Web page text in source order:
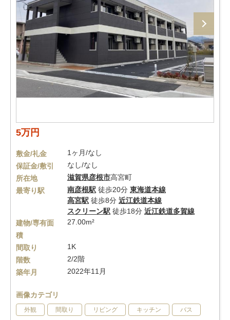
5万円
敷金/礼金
1ヶ月/なし
保証金/敷引
なし/なし
所在地
滋賀県彦根市高宮町
最寄り駅
南彦根駅 徒歩20分 東海道本線
高宮駅 徒歩8分 近江鉄道本線
スクリーン駅 徒歩18分 近江鉄道多賀線
建物/専有面
積
27.00m²
間取り
1K
階数
2/2階
築年月
2022年11月
画像カテゴリ
外観 間取り リビング キッチン バス